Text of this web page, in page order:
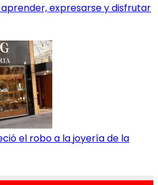
expresarse y disfrutar
el robo a la joyería de la